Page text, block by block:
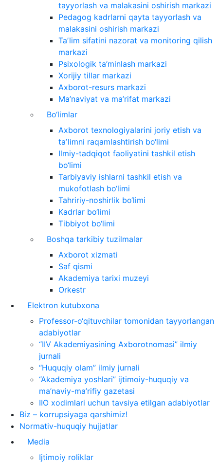
tayyorlash va malakasini oshirish markazi
Pedagog kadrlarni qayta tayyorlash va
malakasini oshirish markazi
Taʼlim sifatini nazorat va monitoring qilish
markazi
Psixologik ta’minlash markazi
Xorijiy tillar markazi
Axborot-resurs markazi
Ma’naviyat va ma’rifat markazi
Bo‘limlar
Axborot texnologiyalarini joriy etish va
taʼlimni raqamlashtirish bo‘limi
Ilmiy-tadqiqot faoliyatini tashkil etish
bo‘limi
Tarbiyaviy ishlarni tashkil etish va
mukofotlash bo‘limi
Tahririy-noshirlik bo‘limi
Kadrlar bo‘limi
Tibbiyot bo‘limi
Boshqa tarkibiy tuzilmalar
Axborot xizmati
Saf qismi
Akademiya tarixi muzeyi
Orkestr
Elektron kutubxona
Professor-o‘qituvchilar tomonidan tayyorlangan
adabiyotlar
“IIV Akademiyasining Axborotnomasi” ilmiy
jurnali
“Huquqiy olam” ilmiy jurnali
“Akademiya yoshlari” ijtimoiy-huquqiy va
ma’naviy-ma’rifiy gazetasi
IIO xodimlari uchun tavsiya etilgan adabiyotlar
Biz – korrupsiyaga qarshimiz!
Normativ-huquqiy hujjatlar
Media
Ijtimoiy roliklar